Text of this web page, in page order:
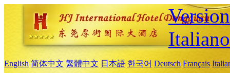
Italiano
English 简体中文 繁體中文 日本語 한국어 Deutsch Français